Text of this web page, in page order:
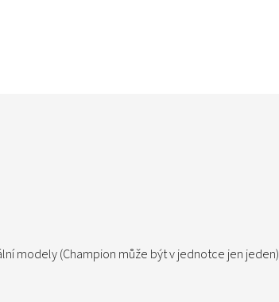
modely (Champion může být v jednotce jen jeden)